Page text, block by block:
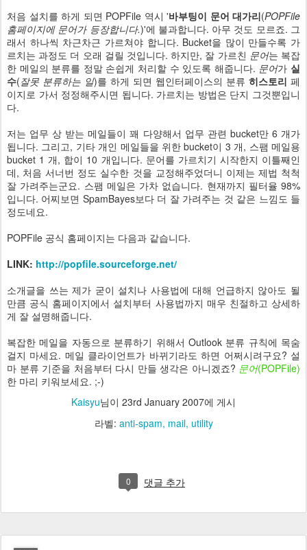
처음 설치를 하게 되면 POPFile 역시 '바부팅이 문어 대가리(POPFile
홈페이지에 문어가 등장합니다.)'에 불과합니다. 아무 것도 모르죠. 그
래서 하나씩 차근차근 가르쳐야 합니다. Bucket을 많이 만들수록 가
르치는 과정도 더 오래 걸릴 것입니다. 하지만, 잘 가르친 문어는 복잡
한 메일의 분류를 정말 손쉽게 처리할 수 있도록 해줍니다. 문어가 실
수(잘못 분류하는 일)를 하게 되면 웹인터페이스의 분류 히스토리 페
이지로 가서 정정해주시면 됩니다. 가르치는 방법은 단지 그것뿐입니
다.
저는 업무 상 받는 메일들이 꽤 다양해서 업무 관련 bucket만 6 개가
됩니다. 그리고, 기타 개인 메일들을 위한 bucket이 3 개, 스팸 메일용
bucket 1 개, 합이 10 개입니다. 문어를 가르치기 시작한지 이틀째인
데, 처음 서너번 정도 실수한 것을 교정해주었더니 이제는 제법 척척
잘 가려주는군요. 스팸 메일은 가차 없습니다. 현재까지 필터율 98%
입니다. 어찌보면 SpamBayes보다 더 잘 가려주는 것 같은 느낌도 들
정도네요.
POPFile 공식 홈페이지는 다음과 같습니다.
LINK: http://popfile.sourceforge.net/
소개글을 쓰는 제가 굳이 설치나 사용법에 대해 언급하지 않아도 될
만큼 공식 홈페이지에서 설치부터 사용법까지 매우 친절하고 상세하
게 잘 설명해줍니다.
복잡한 메일을 자동으로 분류하기 위해서 Outlook 분류 규칙에 목숨
걸지 마세요. 메일 클라이언트가 바뀌기라도 하면 어쩌시려구요? 설
마 분류 기준을 처음부터 다시 만들 생각은 아니겠죠? 문어(POPFile)
한 마리 키워보세요. ;-)
Kaisyu님이 23rd January 2007에 게시
라벨: anti-spam mail utility
0 댓글 추가